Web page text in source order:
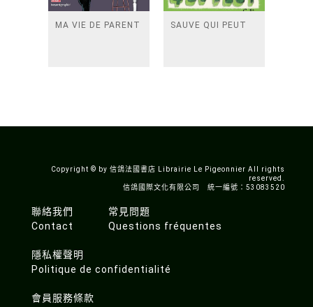
MA VIE DE PARENT SAUVE QUI PEUT
Copyright © by 信鴿法國書店 Librairie Le Pigeonnier All rights
reserved.
信鴿國際文化有限公司 統一編號：53083520
聯絡我們
Contact
常見問題
Questions fréquentes
隱私權聲明
Politique de confidentialité
會員服務條款